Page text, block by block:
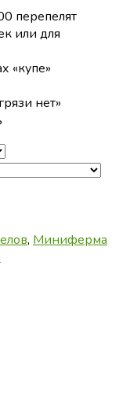
перепелят
или для
«купе»
нет»
, Миниферма